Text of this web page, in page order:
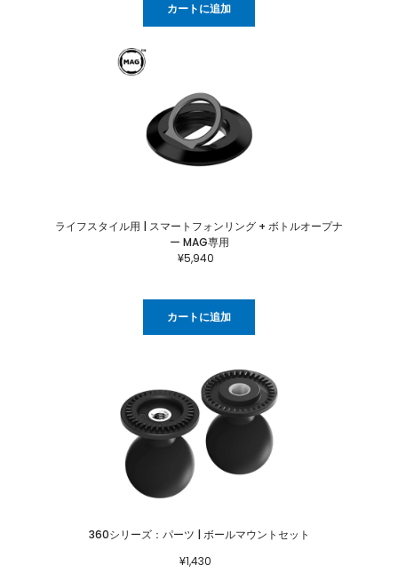
カートに追加
ライフスタイル用 | スマートフォンリング + ボトルオープナ
ー MAG専用
¥5,940
カートに追加
360シリーズ：パーツ | ボールマウントセット
¥1,430